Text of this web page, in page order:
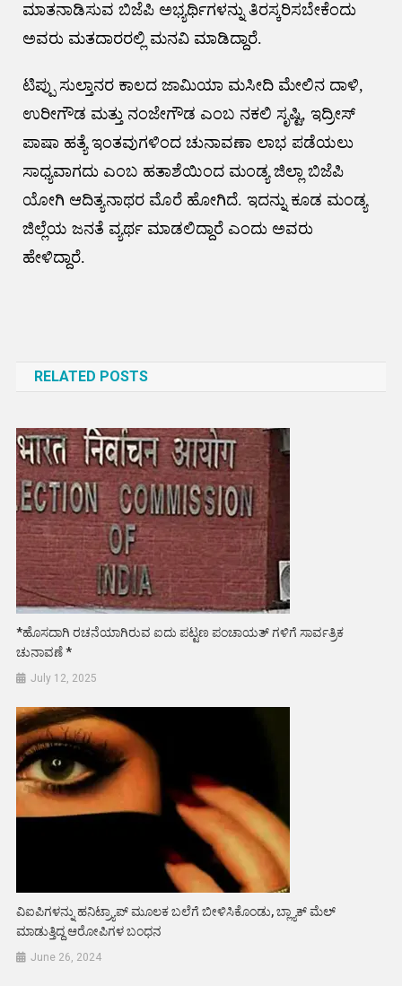
ಮಾತನಾಡಿಸುವ ಬಿಜೆಪಿ ಅಭ್ಯರ್ಥಿಗಳನ್ನು ತಿರಸ್ಕರಿಸಬೇಕೆಂದು
ಅವರು ಮತದಾರರಲ್ಲಿ ಮನವಿ ಮಾಡಿದ್ದಾರೆ.
ಟಿಪ್ಪು ಸುಲ್ತಾನರ ಕಾಲದ ಜಾಮಿಯಾ ಮಸೀದಿ ಮೇಲಿನ ದಾಳಿ,
ಉರೀಗೌಡ ಮತ್ತು ನಂಜೇಗೌಡ ಎಂಬ ನಕಲಿ ಸೃಷ್ಟಿ, ಇದ್ರೀಸ್
ಪಾಷಾ ಹತ್ಯೆ ಇಂತವುಗಳಿಂದ ಚುನಾವಣಾ ಲಾಭ ಪಡೆಯಲು
ಸಾಧ್ಯವಾಗದು ಎಂಬ ಹತಾಶೆಯಿಂದ ಮಂಡ್ಯ ಜಿಲ್ಲಾ ಬಿಜೆಪಿ
ಯೋಗಿ ಆದಿತ್ಯನಾಥರ ಮೊರೆ ಹೋಗಿದೆ. ಇದನ್ನು ಕೂಡ ಮಂಡ್ಯ
ಜಿಲ್ಲೆಯ ಜನತೆ ವ್ಯರ್ಥ ಮಾಡಲಿದ್ದಾರೆ ಎಂದು ಅವರು
ಹೇಳಿದ್ದಾರೆ.
RELATED POSTS
*ಹೊಸದಾಗಿ ರಚನೆಯಾಗಿರುವ ಐದು ಪಟ್ಟಣ ಪಂಚಾಯತ್ ಗಳಿಗೆ ಸಾರ್ವತ್ರಿಕ
ಚುನಾವಣೆ *
July 12, 2025
ವಿಐಪಿಗಳನ್ನು ಹನಿಟ್ರ್ಯಾಪ್ ಮೂಲಕ ಬಲೆಗೆ ಬೀಳಿಸಿಕೊಂಡು, ಬ್ಲ್ಯಾಕ್ ಮೆಲ್
ಮಾಡುತ್ತಿದ್ದ ಆರೋಪಿಗಳ ಬಂಧನ
June 26, 2024